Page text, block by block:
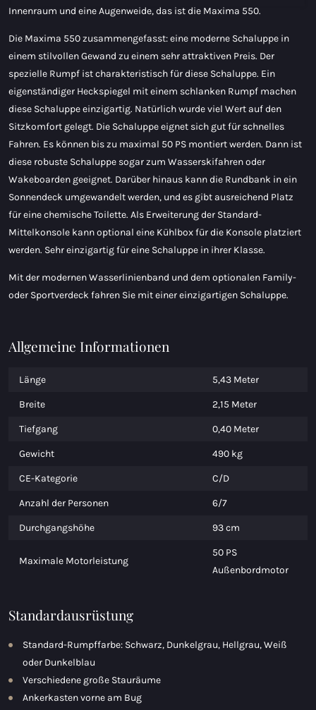
Innenraum und eine Augenweide, das ist die Maxima 550.
Die Maxima 550 zusammengefasst: eine moderne Schaluppe in
einem stilvollen Gewand zu einem sehr attraktiven Preis. Der
spezielle Rumpf ist charakteristisch für diese Schaluppe. Ein
eigenständiger Heckspiegel mit einem schlanken Rumpf machen
diese Schaluppe einzigartig. Natürlich wurde viel Wert auf den
Sitzkomfort gelegt. Die Schaluppe eignet sich gut für schnelles
Fahren. Es können bis zu maximal 50 PS montiert werden. Dann ist
diese robuste Schaluppe sogar zum Wasserskifahren oder
Wakeboarden geeignet. Darüber hinaus kann die Rundbank in ein
Sonnendeck umgewandelt werden, und es gibt ausreichend Platz
für eine chemische Toilette. Als Erweiterung der Standard-
Mittelkonsole kann optional eine Kühlbox für die Konsole platziert
werden. Sehr einzigartig für eine Schaluppe in ihrer Klasse.
Mit der modernen Wasserlinienband und dem optionalen Family-
oder Sportverdeck fahren Sie mit einer einzigartigen Schaluppe.
Allgemeine Informationen
Länge 5,43 Meter
Breite 2,15 Meter
Tiefgang 0,40 Meter
Gewicht 490 kg
CE-Kategorie C/D
Anzahl der Personen 6/7
Durchgangshöhe 93 cm
Maximale Motorleistung
50 PS
Außenbordmotor
Standardausrüstung
Standard-Rumpffarbe: Schwarz, Dunkelgrau, Hellgrau, Weiß
oder Dunkelblau
Verschiedene große Stauräume
Ankerkasten vorne am Bug